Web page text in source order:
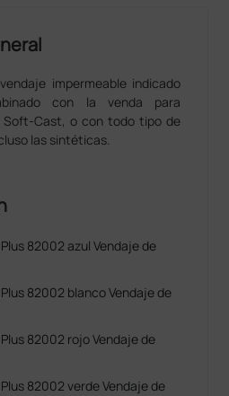
impermeable indicado
con la venda para
Soft-Cast, o con todo tipo de
las sintéticas.
82002 azul Vendaje de
82002 blanco Vendaje de
82002 rojo Vendaje de
82002 verde Vendaje de